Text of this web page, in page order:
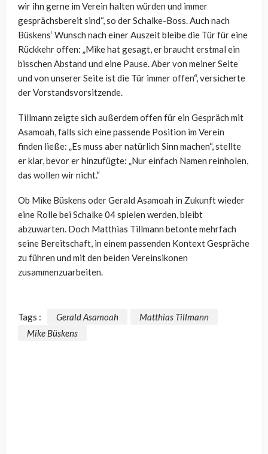
wir ihn gerne im Verein halten würden und immer
gesprächsbereit sind“, so der Schalke-Boss. Auch nach
Büskens‘ Wunsch nach einer Auszeit bleibe die Tür für eine
Rückkehr offen: „Mike hat gesagt, er braucht erstmal ein
bisschen Abstand und eine Pause. Aber von meiner Seite
und von unserer Seite ist die Tür immer offen“, versicherte
der Vorstandsvorsitzende.
Tillmann zeigte sich außerdem offen für ein Gespräch mit
Asamoah, falls sich eine passende Position im Verein
finden ließe: „Es muss aber natürlich Sinn machen“, stellte
er klar, bevor er hinzufügte: „Nur einfach Namen reinholen,
das wollen wir nicht.“
Ob Mike Büskens oder Gerald Asamoah in Zukunft wieder
eine Rolle bei Schalke 04 spielen werden, bleibt
abzuwarten. Doch Matthias Tillmann betonte mehrfach
seine Bereitschaft, in einem passenden Kontext Gespräche
zu führen und mit den beiden Vereinsikonen
zusammenzuarbeiten.
Tags : Gerald Asamoah
Matthias Tillmann
Mike Büskens